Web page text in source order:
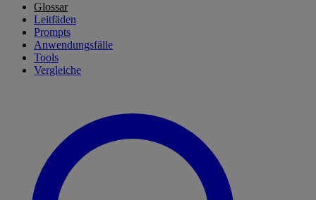
Glossar
Leitfäden
Prompts
Anwendungsfälle
Tools
Vergleiche